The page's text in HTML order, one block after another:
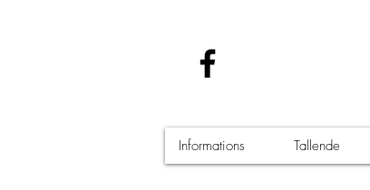
Informations Tallende